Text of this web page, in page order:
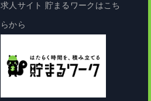
求人サイト 貯まるワークはこち
らから